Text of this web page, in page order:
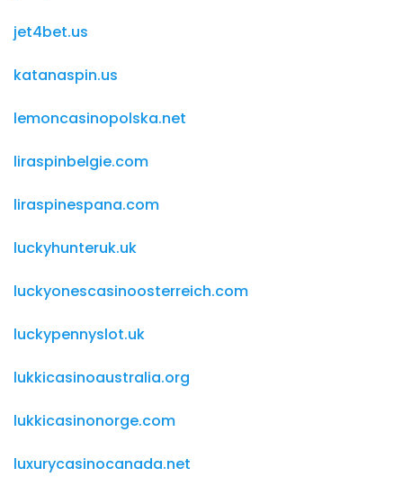
jet4bet.us
katanaspin.us
lemoncasinopolska.net
liraspinbelgie.com
liraspinespana.com
luckyhunteruk.uk
luckyonescasinoosterreich.com
luckypennyslot.uk
lukkicasinoaustralia.org
lukkicasinonorge.com
luxurycasinocanada.net